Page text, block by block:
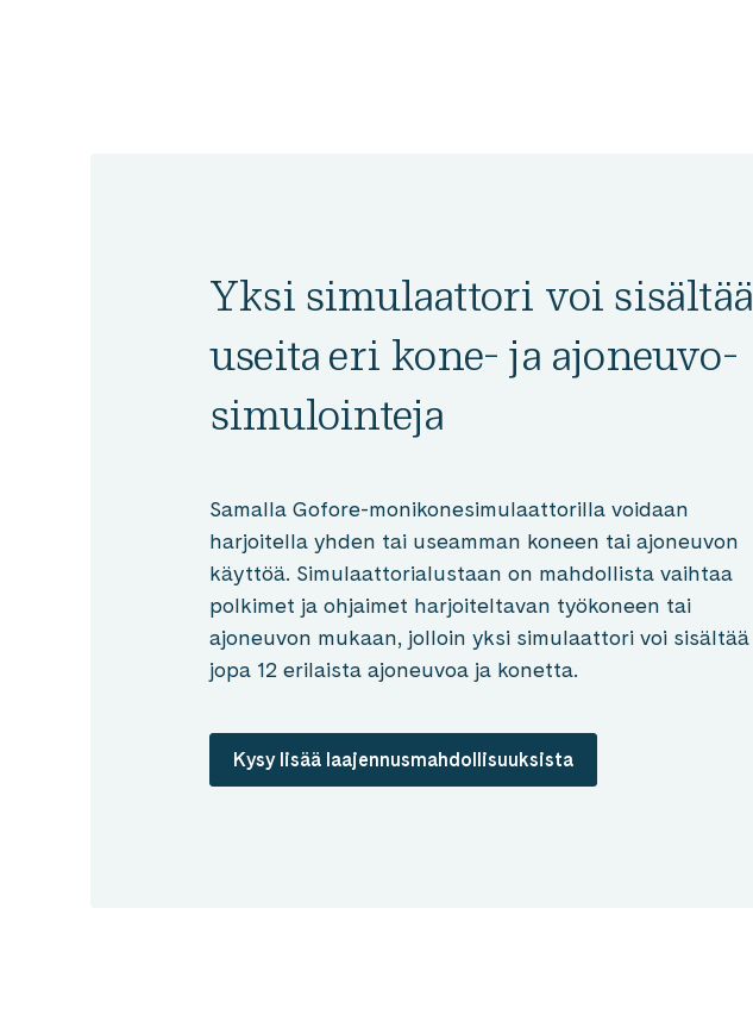
Yksi simulaattori voi sisältää
useita eri kone- ja ajoneuvo­
simulointeja
Samalla Gofore-monikonesimulaattorilla voidaan
harjoitella yhden tai useamman koneen tai ajoneuvon
käyttöä. Simulaattorialustaan on mahdollista vaihtaa
polkimet ja ohjaimet harjoiteltavan työkoneen tai
ajoneuvon mukaan, jolloin yksi simulaattori voi sisältää
jopa 12 erilaista ajoneuvoa ja konetta.
Kysy lisää laajennusmahdollisuuksista